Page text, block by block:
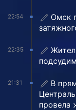
22:54
Омск
22:35
21:31
В
провела